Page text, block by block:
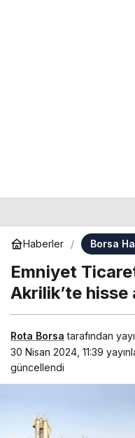
Haberler Borsa
Emniyet
Akrilik’te hisse
Rota Borsa tarafından
30 Nisan 2024, 11:39
güncellendi